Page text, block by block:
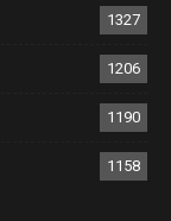
1327
1206
1190
1158